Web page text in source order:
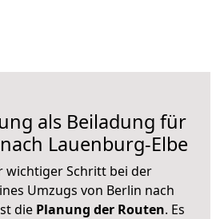
als Beiladung für
Lauenburg-Elbe
wichtiger Schritt bei der
Umzugs von Berlin nach
diePlanung der Routen. Es